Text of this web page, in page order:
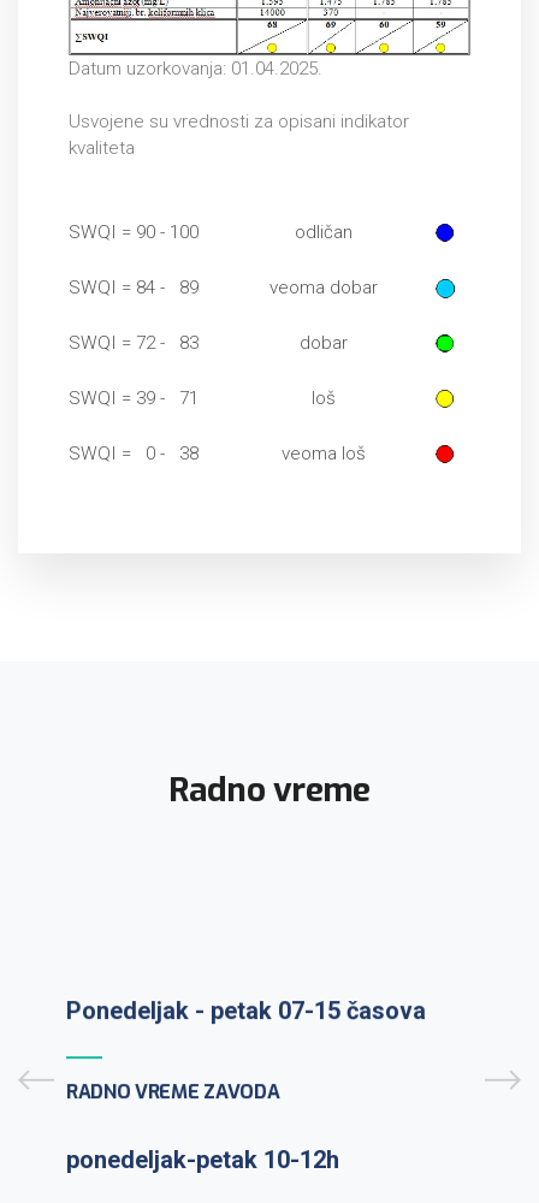
Datum uzorkovanja: 01.04.2025.
Usvojene su vrednosti za opisani indikator
kvaliteta
SWQI = 90 - 100 odličan
SWQI = 84 - 89 veoma dobar
SWQI = 72 - 83 dobar
SWQI = 39 - 71 loš
SWQI = 0 - 38 veoma loš
Radno vreme
Ponedeljak - petak 07-15 časova
9:30h
ponedeljak-petak 10-12h